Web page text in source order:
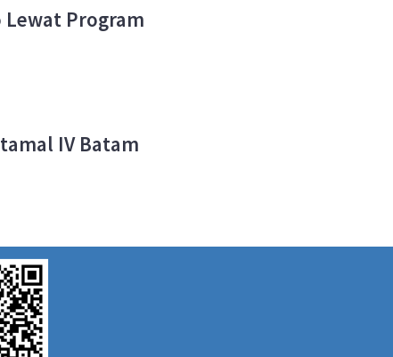
Lewat Program
IV Batam